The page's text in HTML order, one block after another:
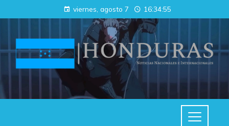
viernes, agosto 7 16:34:55